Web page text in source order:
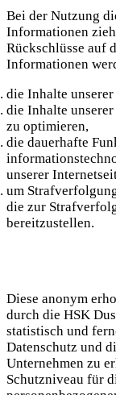
Bei der Nutzung
Informationen
Rückschlüsse auf
Informationen
die Inhalte
die Inhalte
zu optimieren,
die dauerhafte
unserer
um
die zur
bereitzustellen.
Diese anonym
durch die HSK
statistisch und
Datenschutz und
Unternehmen zu
Schutzniveau für